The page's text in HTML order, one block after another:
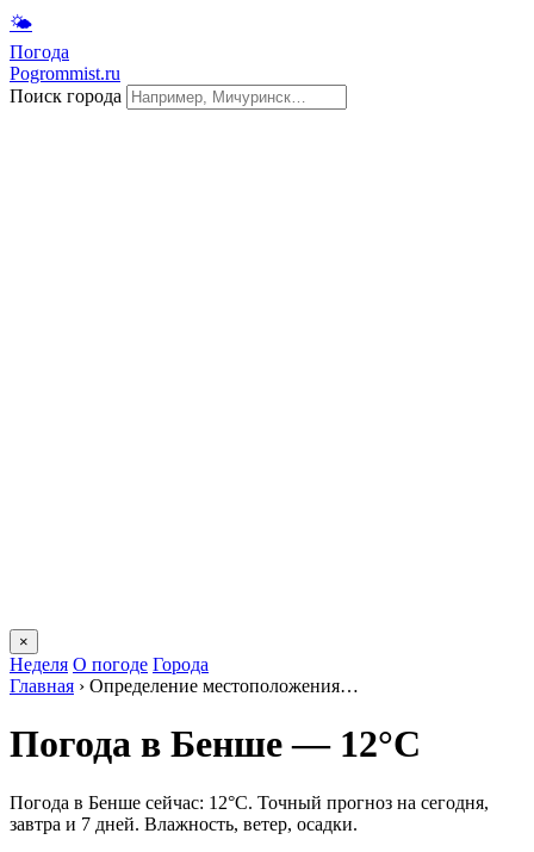
🌤
Погода
Pogrommist.ru
Поиск города
×
Неделя О погоде Города
Главная › Определение местоположения…
Погода в Бенше — 12°C
Погода в Бенше сейчас: 12°C. Точный прогноз на сегодня,
завтра и 7 дней. Влажность, ветер, осадки.